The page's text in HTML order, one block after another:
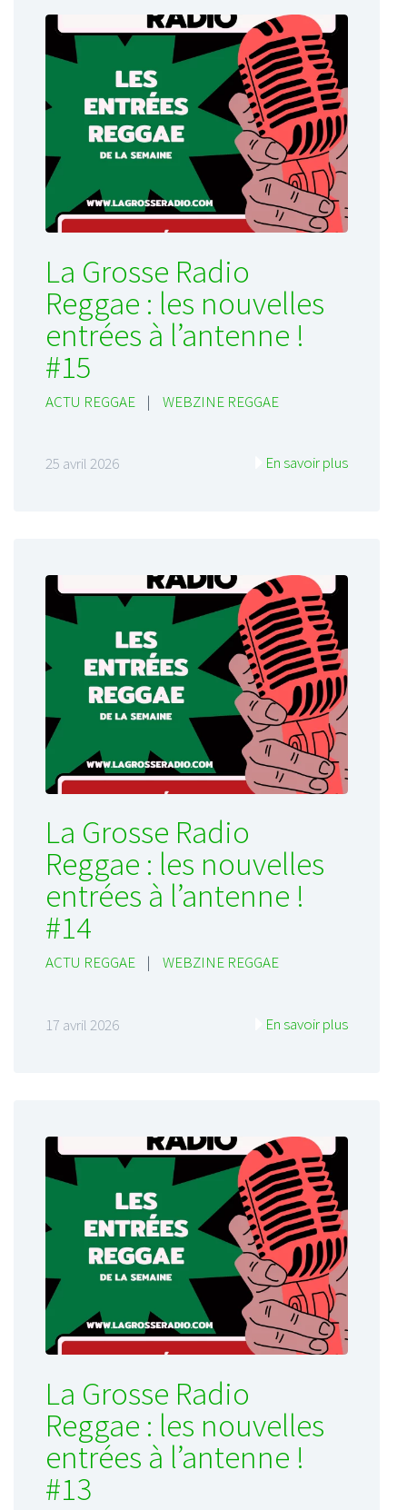
La Grosse Radio
Reggae : les nouvelles
entrées à l’antenne !
#15
ACTU REGGAE | WEBZINE REGGAE
25 avril 2026 En savoir plus
La Grosse Radio
Reggae : les nouvelles
entrées à l’antenne !
#14
ACTU REGGAE | WEBZINE REGGAE
17 avril 2026 En savoir plus
La Grosse Radio
Reggae : les nouvelles
entrées à l’antenne !
#13